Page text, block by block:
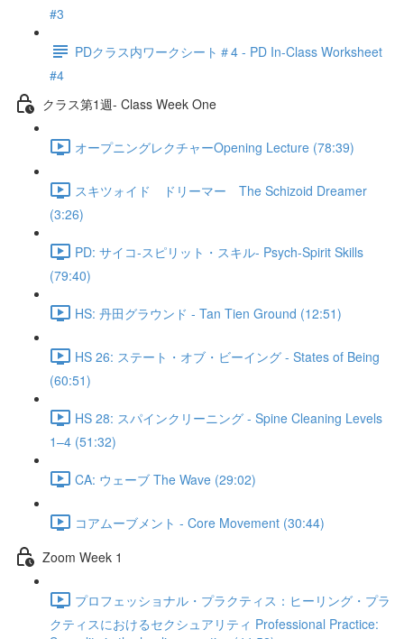
#3
PDクラス内ワークシート＃4 - PD In-Class Worksheet
#4
クラス第1週- Class Week One
オープニングレクチャーOpening Lecture (78:39)
スキツォイド ドリーマー The Schizoid Dreamer
(3:26)
PD: サイコ‐スピリット・スキル- Psych-Spirit Skills
(79:40)
HS: 丹田グラウンド - Tan Tien Ground (12:51)
HS 26: ステート・オブ・ビーイング - States of Being
(60:51)
HS 28: スパインクリーニング - Spine Cleaning Levels
1–4 (51:32)
CA: ウェーブ The Wave (29:02)
コアムーブメント - Core Movement (30:44)
Zoom Week 1
プロフェッショナル・プラクティス：ヒーリング・プラ
クティスにおけるセクシュアリティ Professional Practice: